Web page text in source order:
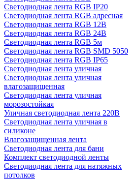
Светодиодная лента RGB IP20
Светодиодная лента RGB адресная
Светодиодная лента RGB 12В
Светодиодная лента RGB 24В
Светодиодная лента RGB 5м
Светодиодная лента RGB SMD 5050
Светодиодная лента RGB IP65
Светодиодная лента уличная
Светодиодная лента уличная
влагозащищенная
Светодиодная лента уличная
морозостойкая
Уличная светодиодная лента 220В
Светодиодная лента уличная в
силиконе
Влагозащищенная лента
Светодиодная лента для бани
Комплект светодиодной ленты
Светодиодная лента для натяжных
потолков